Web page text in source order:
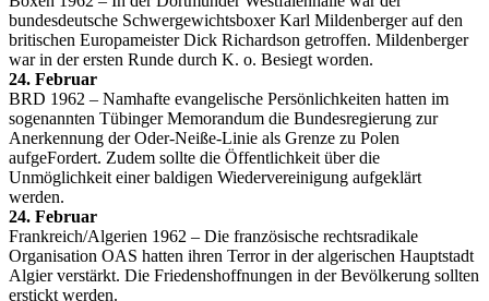
bundesdeutsche Schwergewichtsboxer Karl Mildenberger auf den
britischen Europameister Dick Richardson getroffen. Mildenberger
war in der ersten Runde durch K. o. Besiegt worden.
24. Februar
BRD 1962 – Namhafte evangelische Persönlichkeiten hatten im
sogenannten Tübinger Memorandum die Bundesregierung zur
Anerkennung der Oder-Neiße-Linie als Grenze zu Polen
aufgeFordert. Zudem sollte die Öffentlichkeit über die
Unmöglichkeit einer baldigen Wiedervereinigung aufgeklärt
werden.
24. Februar
Frankreich/Algerien 1962 – Die französische rechtsradikale
Organisation OAS hatten ihren Terror in der algerischen Hauptstadt
Algier verstärkt. Die Friedenshoffnungen in der Bevölkerung sollten
erstickt werden.